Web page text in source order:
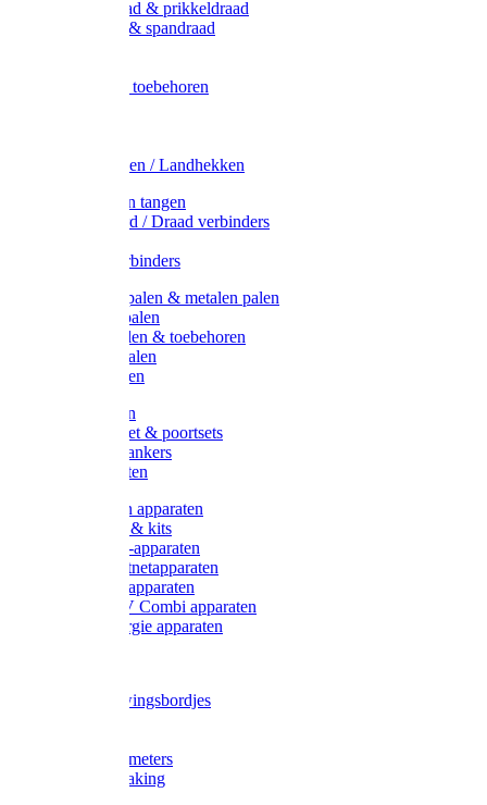
Metaal draad & prikkeldraad
Binddraad & spandraad
Afrasternet toebehoren
Weidehekken / Landhekken
Spanners en tangen
Lint / Koord / Draad verbinders
Litzclip verbinders
Recycling palen & metalen palen
Kunststof palen
T-Post t-palen & toebehoren
Glasfiber palen
Houten palen
Poortgrepen
Doorgangset & poortsets
Poortgreepankers
Weidepoorten
Onderdelen apparaten
Starter sets & kits
9V Batterij-apparaten
230V Lichtnetapparaten
12V Accu-apparaten
230V / 12V Combi apparaten
Zonne-energie apparaten
Waarschuwingsbordjes
Wegers en meters
Video bewaking